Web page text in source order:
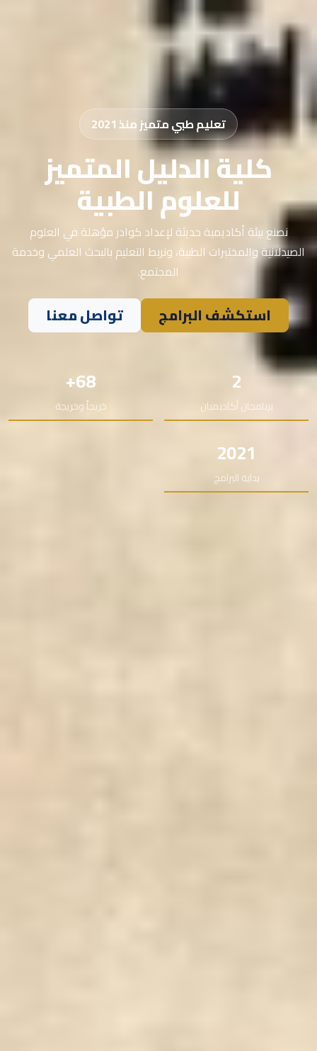
تعليم طبي متميز منذ 2021
كلية الدليل المتميز
للعلوم الطبية
نصنع بيئة أكاديمية حديثة لإعداد كوادر مؤهلة في العلوم
الصيدلانية والمختبرات الطبية، ونربط التعليم بالبحث العلمي وخدمة
المجتمع.
استكشف البرامج تواصل معنا
2
برنامجان أكاديميان
68+
خريجاً وخريجة
2021
بداية البرامج